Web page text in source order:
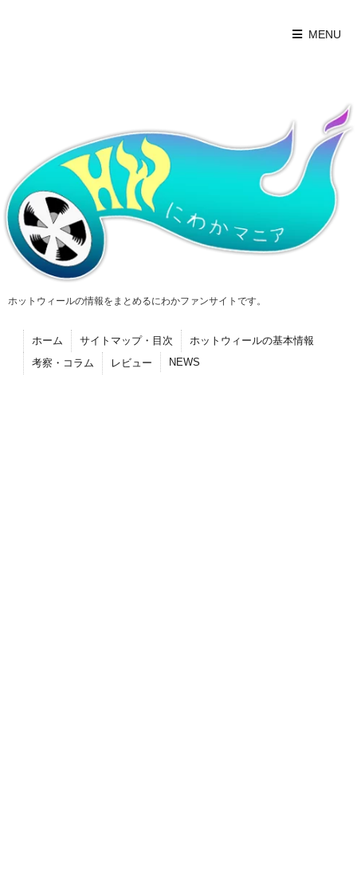
MENU
ホットウィールの情報をまとめるにわかファンサイトです。
ホーム サイトマップ・目次
ホットウィールの基本情報
考察・コラム
レビュー NEWS